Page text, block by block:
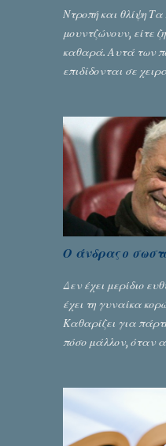
Ντροπή και θλίψη
μουντζώνουν, είτε
καθαρά. Αυτά των
επιδίδονται σε
Σταύρος
Ο άνδρας ο
Δεν έχει μερίδιο
έχει τη γυναίκα
Καθαρίζει για
πόσο μάλλον, όταν
Αλευρογιάννης